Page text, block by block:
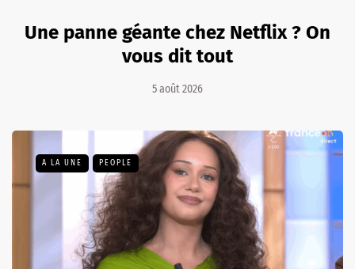
Une panne géante chez Netflix ? On
vous dit tout
5 août 2026
A LA UNE PEOPLE